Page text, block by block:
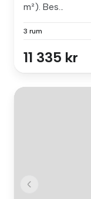
m²). Bes...
3 rum
11 335 kr